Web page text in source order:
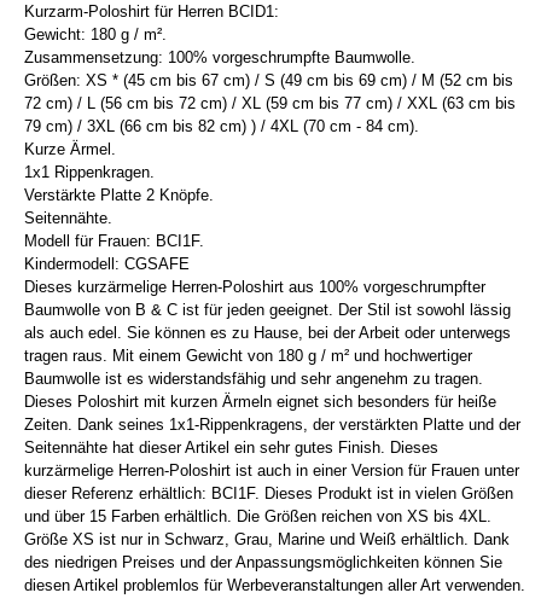
Kurzarm-Poloshirt für Herren BCID1:
Gewicht: 180 g / m².
Zusammensetzung: 100% vorgeschrumpfte Baumwolle.
Größen: XS * (45 cm bis 67 cm) / S (49 cm bis 69 cm) / M (52 cm bis
72 cm) / L (56 cm bis 72 cm) / XL (59 cm bis 77 cm) / XXL (63 cm bis
79 cm) / 3XL (66 cm bis 82 cm) ) / 4XL (70 cm - 84 cm).
Kurze Ärmel.
1x1 Rippenkragen.
Verstärkte Platte 2 Knöpfe.
Seitennähte.
Modell für Frauen: BCI1F.
Kindermodell: CGSAFE
Dieses kurzärmelige Herren-Poloshirt aus 100% vorgeschrumpfter
Baumwolle von B & C ist für jeden geeignet. Der Stil ist sowohl lässig
als auch edel. Sie können es zu Hause, bei der Arbeit oder unterwegs
tragen raus. Mit einem Gewicht von 180 g / m² und hochwertiger
Baumwolle ist es widerstandsfähig und sehr angenehm zu tragen.
Dieses Poloshirt mit kurzen Ärmeln eignet sich besonders für heiße
Zeiten. Dank seines 1x1-Rippenkragens, der verstärkten Platte und der
Seitennähte hat dieser Artikel ein sehr gutes Finish. Dieses
kurzärmelige Herren-Poloshirt ist auch in einer Version für Frauen unter
dieser Referenz erhältlich: BCI1F. Dieses Produkt ist in vielen Größen
und über 15 Farben erhältlich. Die Größen reichen von XS bis 4XL.
Größe XS ist nur in Schwarz, Grau, Marine und Weiß erhältlich. Dank
des niedrigen Preises und der Anpassungsmöglichkeiten können Sie
diesen Artikel problemlos für Werbeveranstaltungen aller Art verwenden.